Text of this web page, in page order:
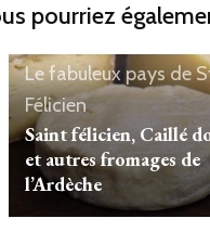
pourriez
Le fabuleux pays de
Félicien
Saint félicien, Caillé
et autres fromages de
l’Ardèche